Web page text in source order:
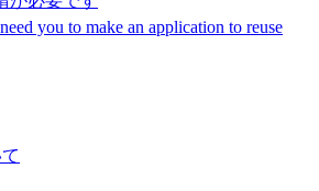
you to make an application to reuse